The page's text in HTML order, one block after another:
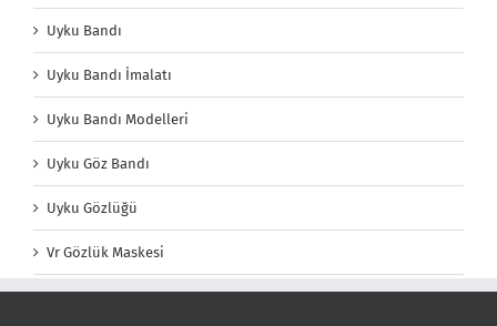
Uyku Bandı
Uyku Bandı İmalatı
Uyku Bandı Modelleri
Uyku Göz Bandı
Uyku Gözlüğü
Vr Gözlük Maskesi